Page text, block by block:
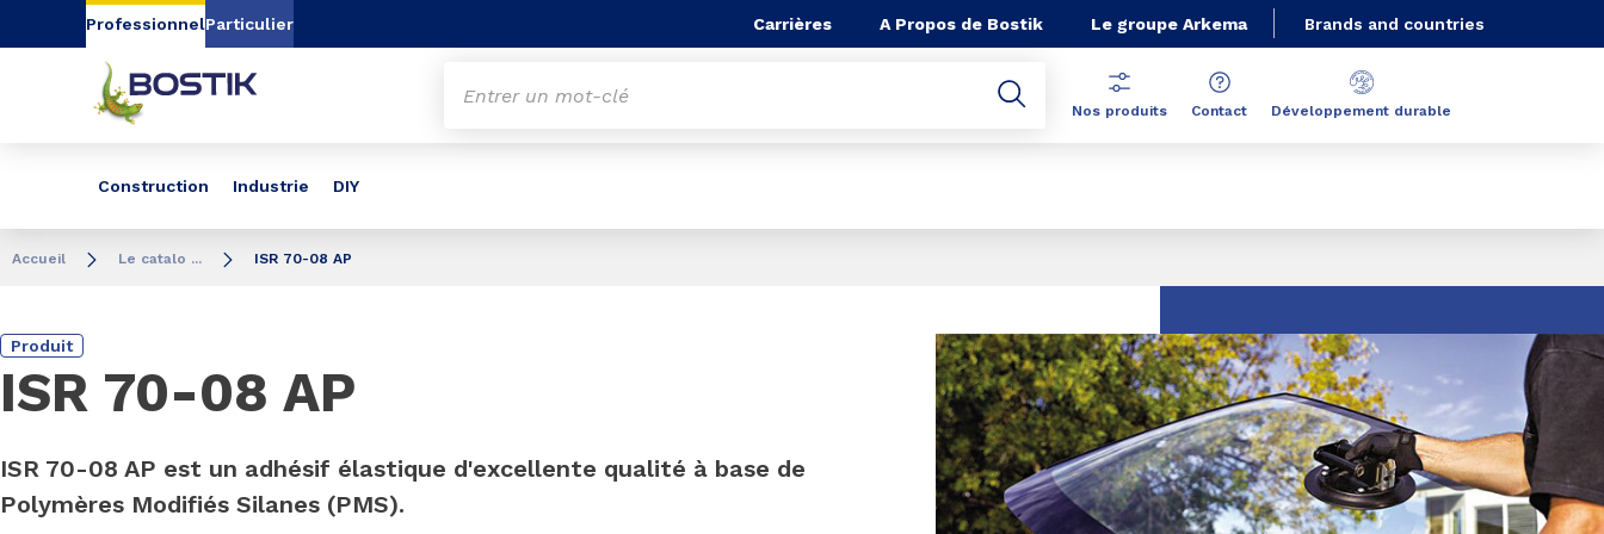
Aller au contenu Aller au menu
ProfessionnelParticulier Carrières A Propos de Bostik Le groupe Arkema Brands and countries
Construction Industrie DIY
Nos produits Contact Développement durable
Accueil Le catalo ... ISR 70-08 AP
Page 1 of 1
Produit
ISR 70-08 AP
ISR 70-08 AP est un adhésif élastique d'excellente qualité à base de
Polymères Modifiés Silanes (PMS).